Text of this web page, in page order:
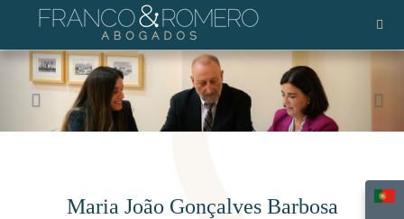
Maria João Gonçalves Barbosa